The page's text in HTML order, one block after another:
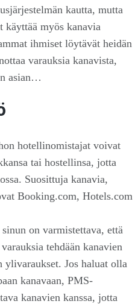
kautta, mutta
käyttää myös kanavia
ihmiset löytävät heidän
varauksia kanavista,
asian…
hotellinomistajat voivat
tai hostellinsa, jotta
Suosittuja kanavia,
Booking.com, Hotels.com
on varmistettava, että
tehdään kanavien
ylivaraukset. Jos haluat olla
kanavaan, PMS-
kanavien kanssa, jotta